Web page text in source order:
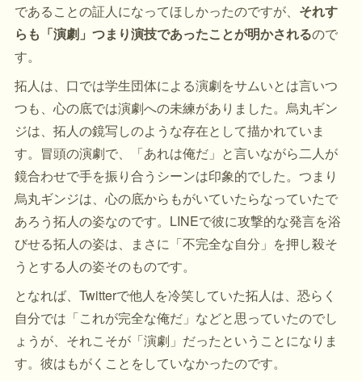
であることの証人になってほしかったのですが、 それす
らも「演劇」つまり演技であったことが明かされるので
す。
拓人は、口では学生団体による演劇をサムいとは言いつ
つも、心の底では演劇への未練がありました。烏丸ギン
ジは、拓人の鏡写しのような存在として描かれていま
す。冒頭の演劇で、「あれは俺だ」と言いながら二人が
鏡合わせで手を振り合うシーンは印象的でした。つまり
烏丸ギンジは、心の底からもがいていたらなっていたで
あろう拓人の姿なのです。LINEで彼に攻撃的な発言を浴
びせる拓人の姿は、まさに「不完全な自分」を押し殺そ
うとする人の姿そのものです。
となれば、Twitterで他人を冷笑していた拓人は、恐らく
自分では「これが完全な俺だ」などと思っていたのでし
ょうが、それこそが「演劇」だったということになりま
す。彼はもがくことをしていなかったのです。